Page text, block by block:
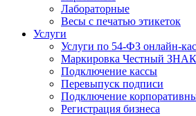
Лабораторные
Весы с печатью этикеток
Услуги
Услуги по 54-ФЗ онлайн-
Маркировка Честный ЗНАК
Подключение кассы
Перевыпуск подписи
Подключение
Регистрация бизнеса